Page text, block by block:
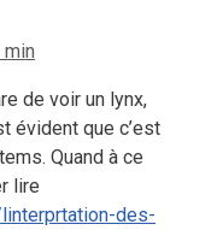
de voir un lynx,
évident que c’est
Quand à ce
lire
des-